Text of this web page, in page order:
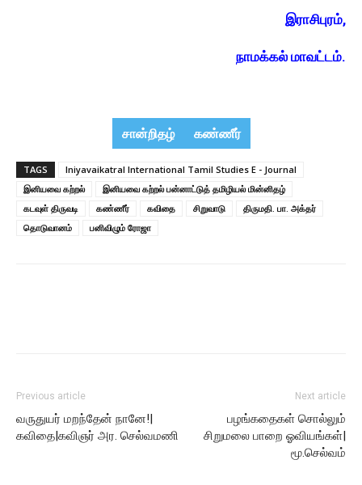
இராசிபுரம்,
நாமக்கல் மாவட்டம்.
சான்றிதழ் கண்ணீர்
TAGS
Iniyavaikatral International Tamil Studies E - Journal
இனியவை கற்றல்
இனியவை கற்றல் பன்னாட்டுத் தமிழியல் மின்னிதழ்
கடவுள் திருவடி
கண்ணீர் கவிதை சிறுவாடு
திருமதி. பா. அக்தர்
தொடுவானம்
பனிவிழும் ரோஜா
Previous article
வருதுயர் மறந்தேன் நானே!|
கவிதை|கவிஞர் அர. செல்வமணி
Next article
பழங்கதைகள் சொல்லும்
சிறுமலை பாறை ஓவியங்கள்|
மூ.செல்வம்